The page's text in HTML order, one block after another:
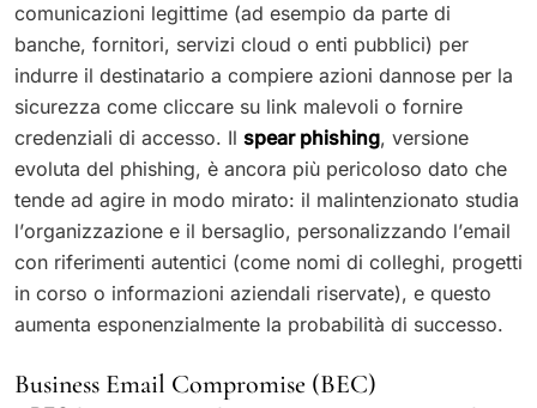
comunicazioni legittime (ad esempio da parte di
banche, fornitori, servizi cloud o enti pubblici) per
indurre il destinatario a compiere azioni dannose per la
sicurezza come cliccare su link malevoli o fornire
credenziali di accesso. Il spear phishing, versione
evoluta del phishing, è ancora più pericoloso dato che
tende ad agire in modo mirato: il malintenzionato studia
l’organizzazione e il bersaglio, personalizzando l’email
con riferimenti autentici (come nomi di colleghi, progetti
in corso o informazioni aziendali riservate), e questo
aumenta esponenzialmente la probabilità di successo.
Business Email Compromise (BEC)